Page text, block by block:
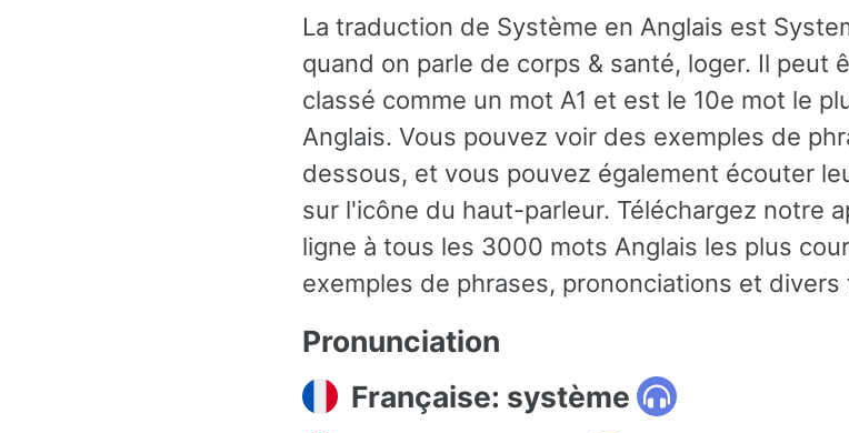
La traduction de Système en Anglais est
quand on parle de corps & santé, loger. Il peut
classé comme un mot A1 et est le 10e mot le
Anglais. Vous pouvez voir des exemples de
dessous, et vous pouvez également écouter
sur l'icône du haut-parleur. Téléchargez notre
ligne à tous les 3000 mots Anglais les plus
exemples de phrases, prononciations et
Pronunciation
Française: système